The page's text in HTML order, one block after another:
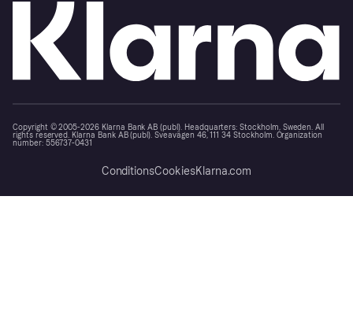
Copyright © 2005-2026 Klarna Bank AB (publ). Headquarters: Stockholm, Sweden. All
rights reserved. Klarna Bank AB (publ). Sveavägen 46, 111 34 Stockholm. Organization
number: 556737-0431
ConditionsCookiesKlarna.com